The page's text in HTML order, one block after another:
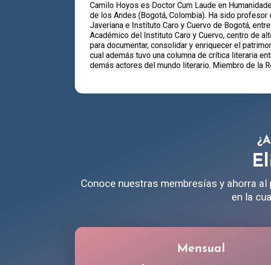
Camilo Hoyos es Doctor Cum Laude en
de los Andes (Bogotá, Colombia). Ha sido
Javeriana e Instituto Caro y Cuervo de Bogotá,
Académico del Instituto Caro y Cuervo, centro de
para documentar, consolidar y enriquecer el
cual además tuvo una columna de crítica literaria
demás actores del mundo literario. Miembro de la
Conoce nuestras membresías y ahorra
en la
Mensual